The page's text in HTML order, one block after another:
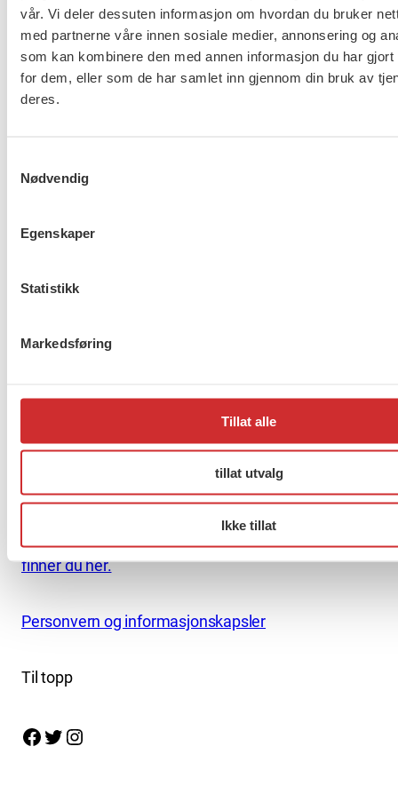
vår. Vi deler dessuten informasjon om hvordan du bruker
med partnerne våre innen sosiale medier, annonsering og
som kan kombinere den med annen informasjon du har gjort
for dem, eller som de har samlet inn gjennom din bruk av
deres.
Nødvendig
Egenskaper
Statistikk
Markedsføring
Tillat alle
tillat utvalg
Ikke tillat
Er du berørt av brannen i
Drammen?
About us (English)
FO (Fellesorganisasjonen)
kontor@fo.no
Nettredaktør: nettredaktor@fo.no
Ansvarlig redaktør: Marianne Solberg
Fakturaadresser til FO sentralt og FOs avdelinger
finner du her.
Personvern og informasjonskapsler
Til topp
Facebook Twitter Instagram